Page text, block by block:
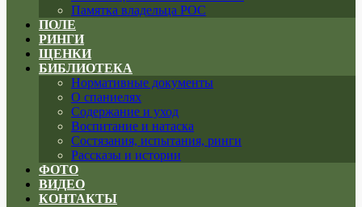
Памятка владельца РОС
ПОЛЕ
РИНГИ
ЩЕНКИ
БИБЛИОТЕКА
Нормативные документы
О спаниелях
Содержание и уход
Воспитание и натаска
Состязания, испытания, ринги
Рассказы и истории
ФОТО
ВИДЕО
КОНТАКТЫ